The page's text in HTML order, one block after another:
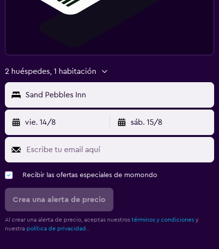
2 huéspedes, 1 habitación
Sand Pebbles Inn
vie. 14/8 sáb. 15/8
Recibir las ofertas especiales de momondo
Crea una alerta de precio
Al crear una alerta de precio, aceptas nuestros términos y condiciones y
nuestra política de privacidad.